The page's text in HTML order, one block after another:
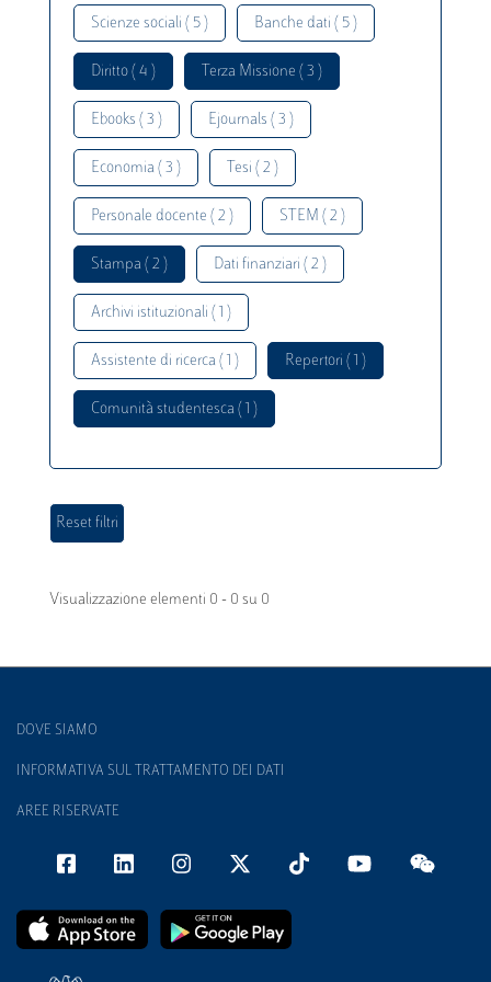
Scienze sociali ( 5 ) Banche dati ( 5 )
Diritto ( 4 ) Terza Missione ( 3 )
Ebooks ( 3 ) Ejournals ( 3 )
Economia ( 3 ) Tesi ( 2 )
Personale docente ( 2 ) STEM ( 2 )
Stampa ( 2 ) Dati finanziari ( 2 )
Archivi istituzionali ( 1 )
Assistente di ricerca ( 1 ) Repertori ( 1 )
Comunità studentesca ( 1 )
Visualizzazione elementi 0 - 0 su 0
DOVE SIAMO
INFORMATIVA SUL TRATTAMENTO DEI DATI
AREE RISERVATE